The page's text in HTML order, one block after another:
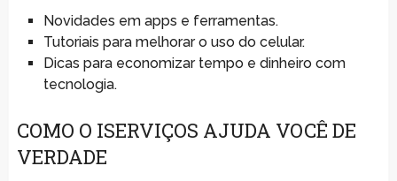
Novidades em apps e ferramentas.
Tutoriais para melhorar o uso do celular.
Dicas para economizar tempo e dinheiro com
tecnologia.
COMO O ISERVIÇOS AJUDA VOCÊ DE
VERDADE